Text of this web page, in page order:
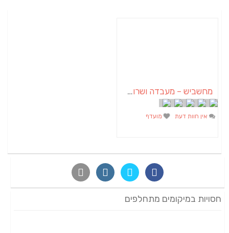
מחשביש – מעבדה ושרות למחשבים ורשתות באשכול ובדרום
אין חוות דעת מועדף
חסויות במיקומים מתחלפים